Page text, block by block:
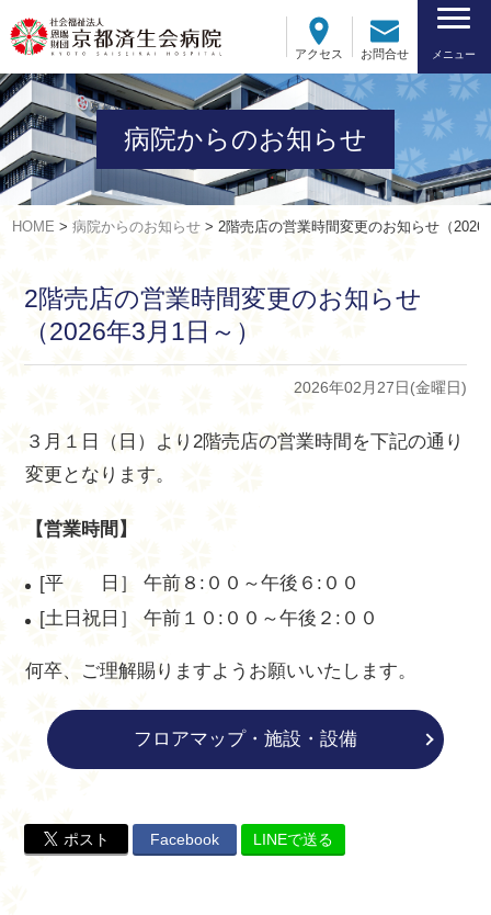
アクセス お問合せ メニュー
病院からのお知らせ
HOME >病院からのお知らせ >2階売店の営業時間変更のお知らせ（2026
2階売店の営業時間変更のお知らせ
（2026年3月1日～）
2026年02月27日(金曜日)
３月１日（日）より2階売店の営業時間を下記の通り
変更となります。
【営業時間】
[平 日］
午前８:００～午後６:００
[土日祝日］
午前１０:００～午後２:００
何卒、ご理解賜りますようお願いいたします。
フロアマップ・施設・設備
ポスト Facebook LINEで送る